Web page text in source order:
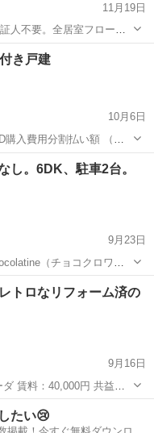
11月19日
人不要。全居室フローリ
。温水洗浄便座、全居室
ング、通風・陽当り良
き戸建
10月6日
費用分割払い額 （保
40,000円＋分割払い月額7,500円=家賃47,500円/月 ★★...
し。6DK、駐車2台。
9月23日
（チョコクロワッ
アコン、TVインターホ
ンパーティーにぴったり
トロなリフォーム済の
9月16日
賃料：40,000円 共益
し 礼金：なし Roomコネ
㎡）...
物件
たい😢